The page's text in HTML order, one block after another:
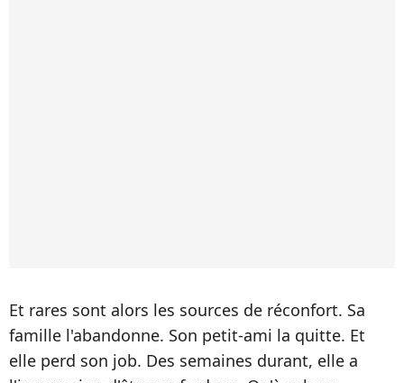
Et rares sont alors les sources de réconfort. Sa
famille l'abandonne. Son petit-ami la quitte. Et
elle perd son job. Des semaines durant, elle a